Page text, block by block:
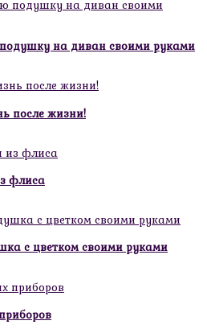
на диван своими руками
после жизни!
флиса
с цветком своими руками